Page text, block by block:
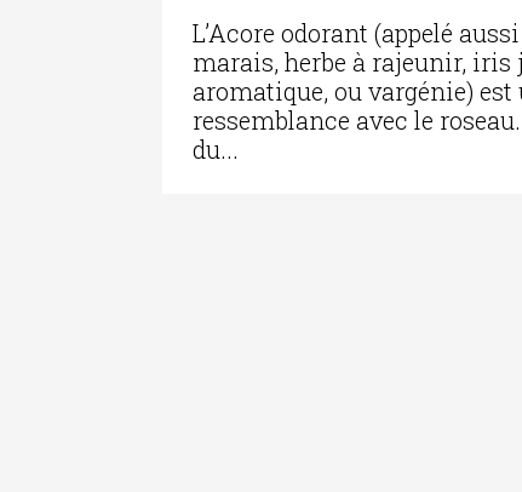
L’Acore odorant (appelé
marais, herbe à rajeunir, iris
aromatique, ou vargénie)
ressemblance avec le
du...